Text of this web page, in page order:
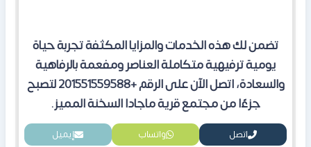
تضمن لك هذه الخدمات والمزايا المكثفة تجربة حياة
يومية ترفيهية متكاملة العناصر ومفعمة بالرفاهية
والسعادة،
اتصل الآن على الرقم +201551559588 لتصبح
جزءًا من مجتمع قرية ماجادا السخنة المميز.
اتصل واتساب إيميل